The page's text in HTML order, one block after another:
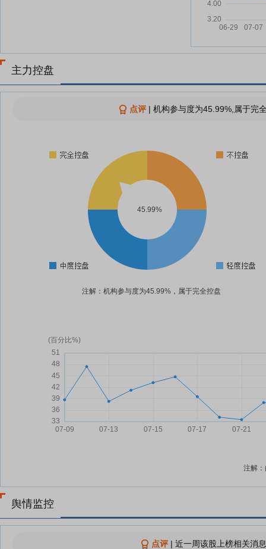
主力控盘
点评| 机构参与度为45.99%,属于完
45.99%
注解：机构参与度为45.99%，属于完全控盘
注解
舆情监控
点评| 近一周该股上榜相关消